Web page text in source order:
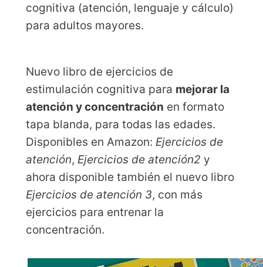
cognitiva (atención, lenguaje y cálculo)
para adultos mayores.
Nuevo libro de ejercicios de
estimulación cognitiva para mejorar la
atención y concentración en formato
tapa blanda, para todas las edades.
Disponibles en Amazon: Ejercicios de
atención, Ejercicios de atención2 y
ahora disponible también el nuevo libro
Ejercicios de atención 3, con más
ejercicios para entrenar la
concentración.